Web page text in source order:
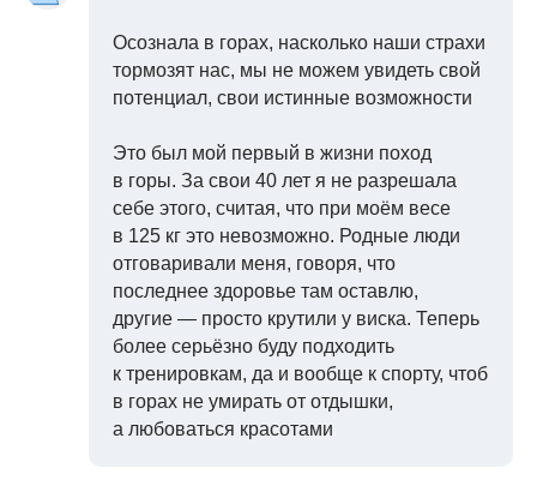
Осознала в горах, насколько наши страхи
тормозят нас, мы не можем увидеть свой
потенциал, свои истинные возможности
Это был мой первый в жизни поход
в горы. За свои 40 лет я не разрешала
себе этого, считая, что при моём весе
в 125 кг это невозможно. Родные люди
отговаривали меня, говоря, что
последнее здоровье там оставлю,
другие — просто крутили у виска. Теперь
более серьёзно буду подходить
к тренировкам, да и вообще к спорту, чтоб
в горах не умирать от отдышки,
а любоваться красотами